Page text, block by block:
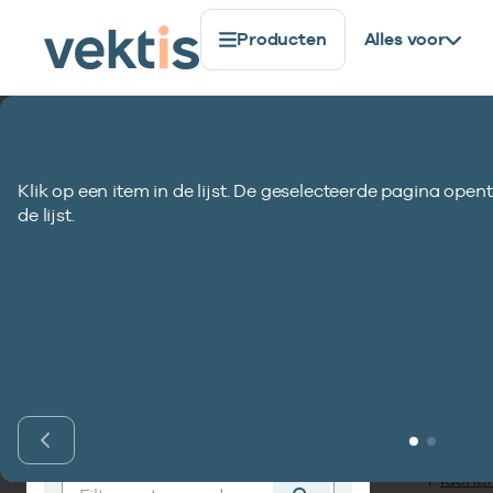
Producten Alles voor
COD903-VEKT
Vind codelijst
Vind codelijst
Klik op een item in de lijst. De geselecteerde pagina
de lijst.